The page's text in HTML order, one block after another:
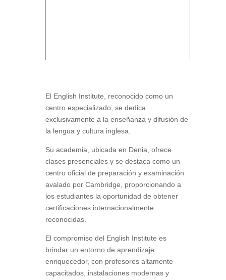
El English Institute, reconocido como un
centro especializado, se dedica
exclusivamente a la enseñanza y difusión de
la lengua y cultura inglesa.
Su academia, ubicada en Denia, ofrece
clases presenciales y se destaca como un
centro oficial de preparación y examinación
avalado por Cambridge, proporcionando a
los estudiantes la oportunidad de obtener
certificaciones internacionalmente
reconocidas.
El compromiso del English Institute es
brindar un entorno de aprendizaje
enriquecedor, con profesores altamente
capacitados, instalaciones modernas y